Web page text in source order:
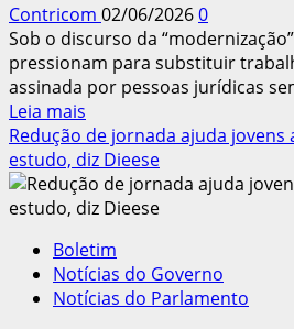
dos
alimentos
Contricom 02/06/20260
Sob o discurso da
pressionam para substituir
assinada por pessoas jurídicas
Leia mais
mais
sobre
Pejotização
geral:
dos
direitos
do
Redução de jornada ajuda
estudo, diz Dieese
Boletim
Notícias do Governo
Notícias do Parlamento